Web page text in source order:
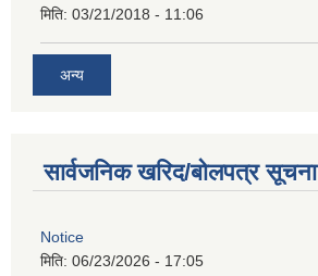
मिति: 03/21/2018 - 11:06
अन्य
सार्वजनिक खरिद/बोलपत्र सूचना
Notice
मिति: 06/23/2026 - 17:05